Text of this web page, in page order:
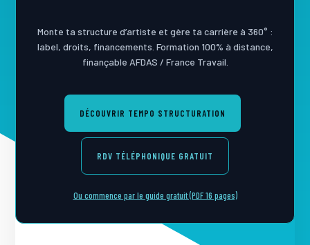
Monte ta structure d’artiste et gère ta carrière à 360° :
label, droits, financements. Formation 100% à distance,
finançable AFDAS / France Travail.
DÉCOUVRIR TEMPO STRUCTURATION
RDV TÉLÉPHONIQUE GRATUIT
Ou commence par le guide gratuit (PDF 16 pages)